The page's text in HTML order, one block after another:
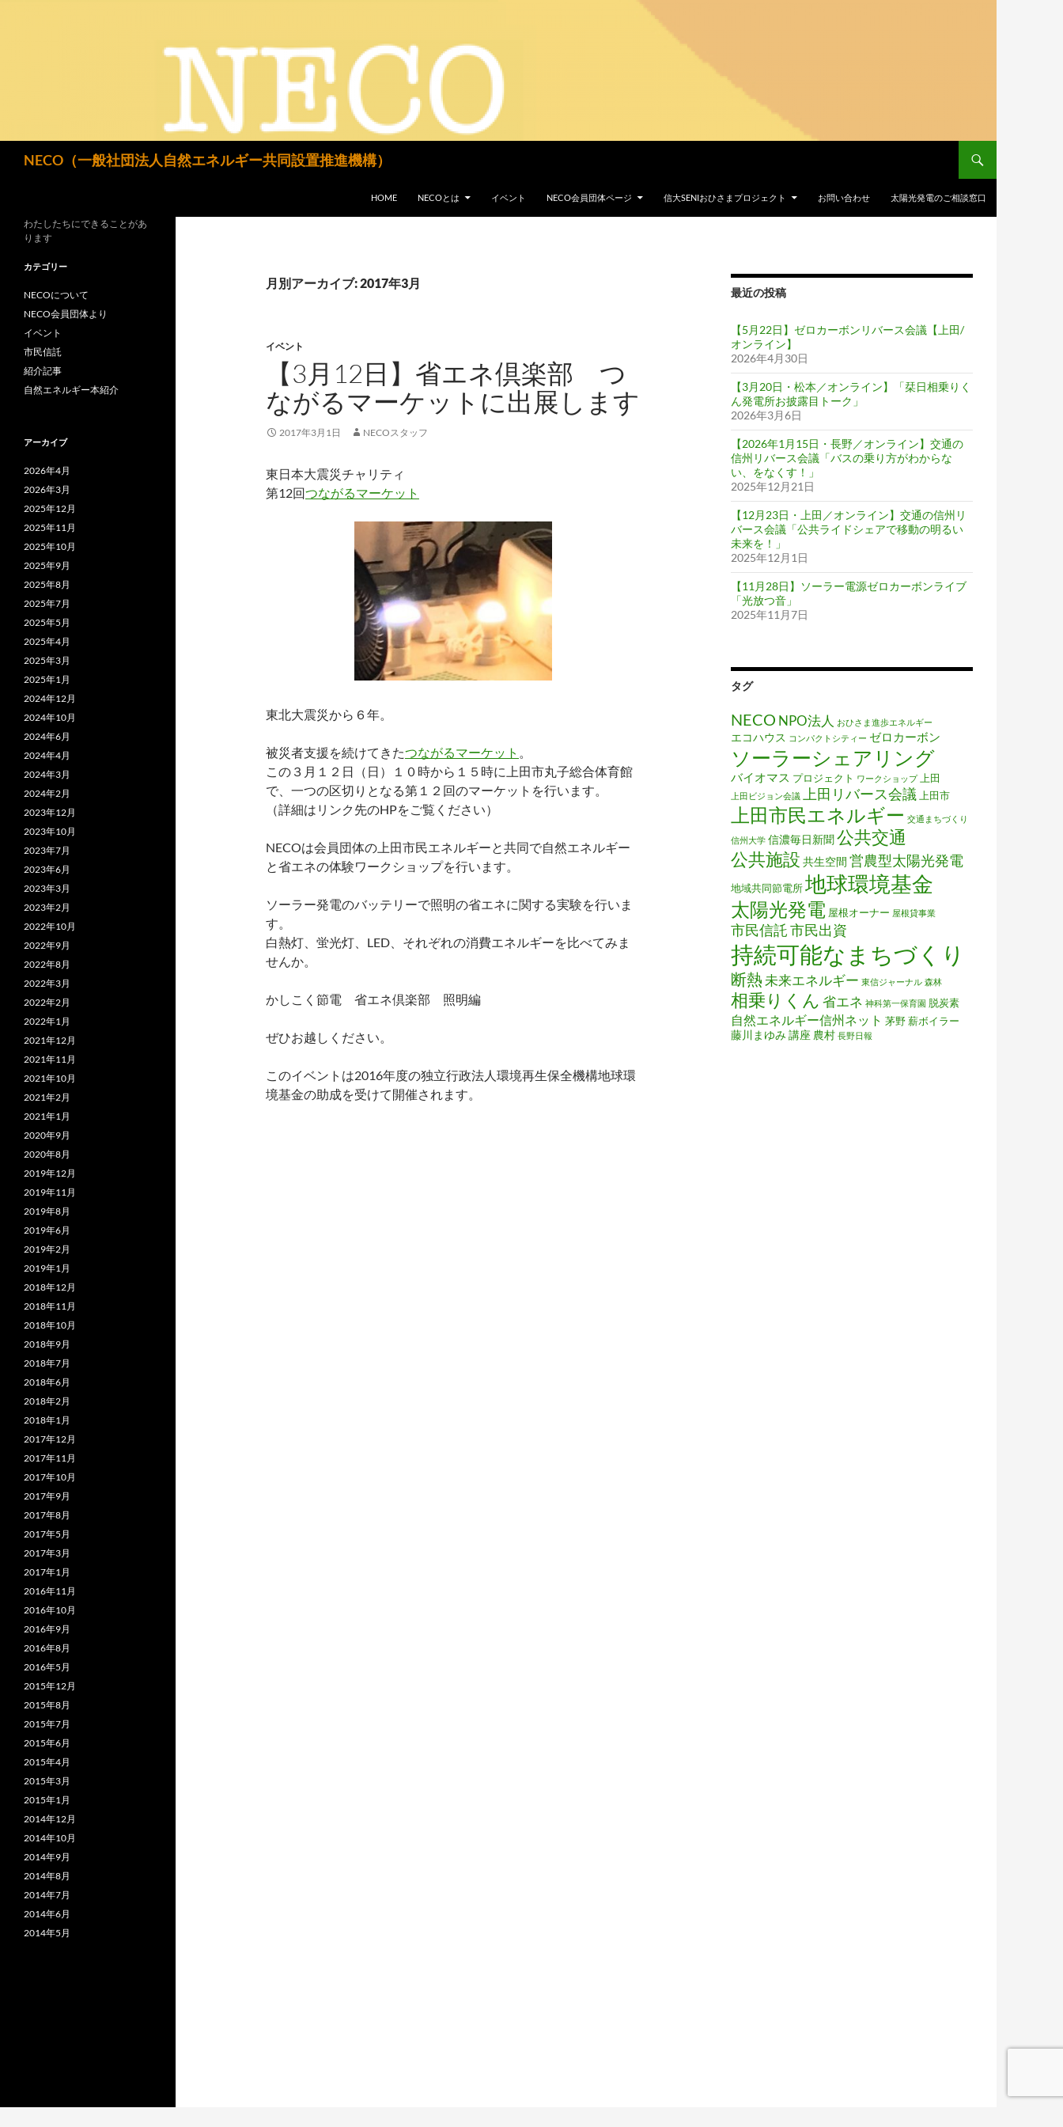
NECO（一般社団法人自然エネルギー共同設置推進機構）
HOME
NECOとは イベント NECO会員団体ページ 信大SENIおひさまプロジェクト お問い合わせ 太陽光発電のご相談窓口
月別アーカイブ: 2017年3月
イベント
【3月12日】省エネ倶楽部 つ
ながるマーケットに出展します
2017年3月1日 NECOスタッフ
東日本大震災チャリティ
第12回つながるマーケット
東北大震災から６年。
被災者支援を続けてきたつながるマーケット 。
この３月１２日（日）１０時から１５時に上田市丸子総合体育館
で、一つの区切りとなる第１２回のマーケットを行います。
（詳細はリンク先のHPをご覧ください）
NECOは会員団体の上田市民エネルギーと共同で自然エネルギー
と省エネの体験ワークショップを行います。
ソーラー発電のバッテリーで照明の省エネに関する実験を行いま
す。
白熱灯、蛍光灯、LED、それぞれの消費エネルギーを比べてみま
せんか。
かしこく節電 省エネ倶楽部 照明編
ぜひお越しください。
このイベントは2016年度の独立行政法人環境再生保全機構地球環
境基金の助成を受けて開催されます。
最近の投稿
【5月22日】ゼロカーボンリバース会議【上田/
オンライン】
2026年4月30日
【3月20日・松本／オンライン】「栞日相乗りく
ん発電所お披露目トーク」
2026年3月6日
【2026年1月15日・長野／オンライン】交通の
信州リバース会議「バスの乗り方がわからな
い、をなくす！」
2025年12月21日
【12月23日・上田／オンライン】交通の信州リ
バース会議「公共ライドシェアで移動の明るい
未来を！」
2025年12月1日
【11月28日】ソーラー電源ゼロカーボンライブ
「光放つ音」
2025年11月7日
タグ
NECO NPO法人 おひさま進歩エネルギー
エコハウス コンパクトシティー ゼロカーボン
ソーラーシェアリング
バイオマス プロジェクト ワークショップ 上田
上田ビジョン会議 上田リバース会議 上田市
上田市民エネルギー 交通まちづくり
信州大学 信濃毎日新聞公共交通
公共施設 共生空間 営農型太陽光発電
地域共同節電所 地球環境基金
太陽光発電 屋根オーナー 屋根貸事業
市民信託市民出資
持続可能なまちづくり
断熱 未来エネルギー 東信ジャーナル 森林
相乗りくん 省エネ 神科第一保育園 脱炭素
自然エネルギー信州ネット 茅野 薪ボイラー
藤川まゆみ 講座 農村 長野日報
わたしたちにできることがあ
ります
カテゴリー
NECOについて
NECO会員団体より
イベント
市民信託
紹介記事
自然エネルギー本紹介
アーカイブ
2026年4月
2026年3月
2025年12月
2025年11月
2025年10月
2025年9月
2025年8月
2025年7月
2025年5月
2025年4月
2025年3月
2025年1月
2024年12月
2024年10月
2024年6月
2024年4月
2024年3月
2024年2月
2023年12月
2023年10月
2023年7月
2023年6月
2023年3月
2023年2月
2022年10月
2022年9月
2022年8月
2022年3月
2022年2月
2022年1月
2021年12月
2021年11月
2021年10月
2021年2月
2021年1月
2020年9月
2020年8月
2019年12月
2019年11月
2019年8月
2019年6月
2019年2月
2019年1月
2018年12月
2018年11月
2018年10月
2018年9月
2018年7月
2018年6月
2018年2月
2018年1月
2017年12月
2017年11月
2017年10月
2017年9月
2017年8月
2017年5月
2017年3月
2017年1月
2016年11月
2016年10月
2016年9月
2016年8月
2016年5月
2015年12月
2015年8月
2015年7月
2015年6月
2015年4月
2015年3月
2015年1月
2014年12月
2014年10月
2014年9月
2014年8月
2014年7月
2014年6月
2014年5月